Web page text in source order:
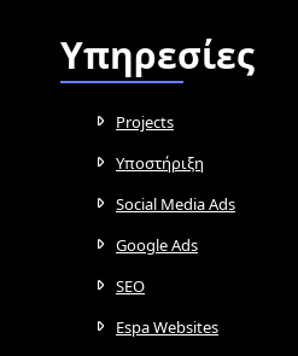
Υπηρεσίες
Projects
Υποστήριξη
Social Media Ads
Google Ads
SEO
Espa Websites